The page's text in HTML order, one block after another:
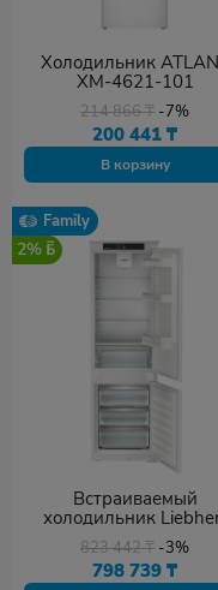
Холодильник
ХМ-4621-101
214 866₸ -7%
200 441₸
В корзину
Family
2%
Встраиваемый
холодильник
ICNSf 5103
823 442₸ -3%
798 739₸